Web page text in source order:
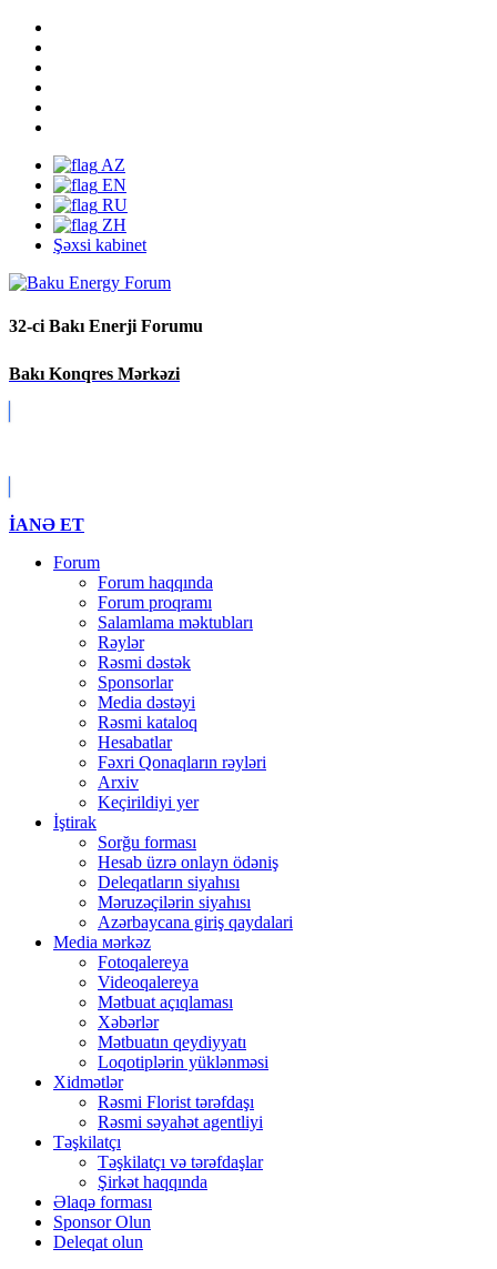
AZ
EN
RU
ZH
Şəxsi kabinet
32-ci Bakı Enerji Forumu
Bakı Konqres Mərkəzi
İANƏ ET
Forum
Forum haqqında
Forum proqramı
Salamlama məktubları
Rəylər
Rəsmi dəstək
Sponsorlar
Media dəstəyi
Rəsmi kataloq
Hesabatlar
Fəxri Qonaqların rəyləri
Arxiv
Keçirildiyi yer
İştirak
Sorğu forması
Hesab üzrə onlayn ödəniş
Deleqatların siyahısı
Məruzəçilərin siyahısı
Azərbaycana giriş qaydalari
Media мərkəz
Fotoqalereya
Videoqalereya
Mətbuat açıqlaması
Xəbərlər
Mətbuatın qeydiyyatı
Loqotiplərin yüklənməsi
Xidmətlər
Rəsmi Florist tərəfdaşı
Rəsmi səyahət agentliyi
Təşkilatçı
Təşkilatçı və tərəfdaşlar
Şirkət haqqında
Əlaqə forması
Sponsor Olun
Deleqat olun